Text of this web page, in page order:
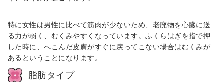
特に女性は男性に比べて筋肉が少ないため、老廃物を心臓に送
る力が弱く、むくみやすくなっています。ふくらはぎを指で押
した時に、へこんだ皮膚がすぐに戻ってこない場合はむくみが
あるということになります。
脂肪タイプ